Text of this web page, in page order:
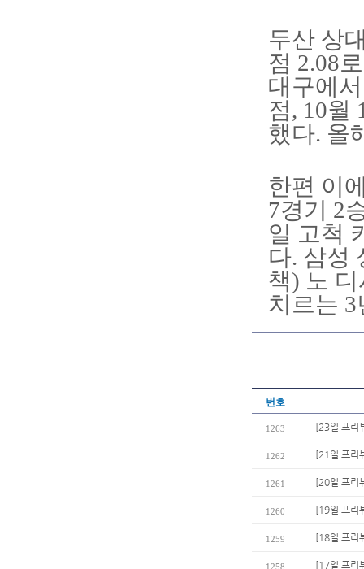
두산 상
점 2.08
대구에
점, 10월
했다. 올
한편 이
7경기 2
일 고척
다. 삼성
책) 노
치르는
번호
1263 [23일 프리
1262 [21일 프리
1261 [20일 프리
1260 [19일 프리
1259 [18일 프리
1258 [17일 프리